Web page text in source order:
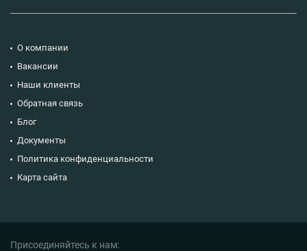
О компании
Вакансии
Наши клиенты
Обратная связь
Блог
Документы
Политика конфиденциальности
Карта сайта
Присоединяйтесь к нам: